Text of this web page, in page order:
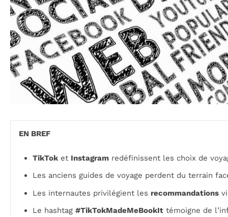
EN BREF
TikTok et Instagram redéfinissent les choix de
Les anciens guides de voyage perdent du terrain
Les internautes privilégient les recommandations
Le hashtag #TikTokMadeMeBookIt témoigne de